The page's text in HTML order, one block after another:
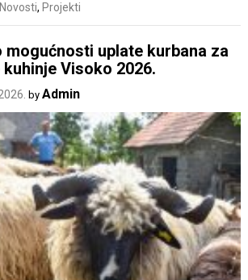
Novosti, Projekti
mogućnosti uplate kurbana za
Visoko 2026.
byAdmin